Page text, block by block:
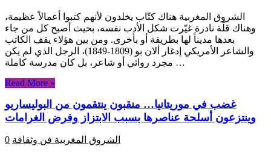
الشروق المغربية هناك كتّاب يخلدون لأنهم كتبوا أعمالاً عظيمة،
وهناك قلّة نادرة غيّرت شكل الأدب نفسه، بحيث أصبح كل من جاء
بعدها مديناً لها بطريقة أو بأخرى. ومن بين هؤلاء يقف الكاتب
والشاعر الأمريكي إدغار ألان بو (1809-1849)، الرجل الذي لم يكن
مجرد روائي أو شاعر، بل كان مدرسة كاملة …
Read More »
غضب في موريتانيا… منقبون ينتقمون من البوليساريو
وينتزعون أسلحة عناصرها بسبب الابتزاز وفرض الغرامات
الشروق المغربية فن وثقافة 0